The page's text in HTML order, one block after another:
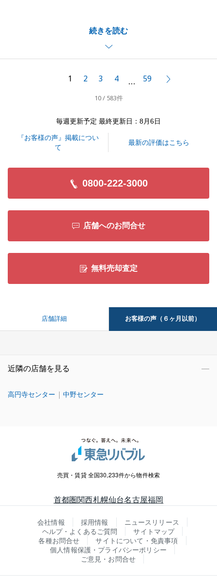
続きを読む
また何か不動産でお困りなことがございましたら、お
気軽にお申し付けくださいませ。
今後とも宜しくお願いいたします。
閉じる
1 2 3 4 … 59
10 / 583件
毎週更新予定 最終更新日：8月6日
『お客様の声』掲載につい
て
最新の評価はこちら
0800-222-3000
店舗へのお問合せ
無料売却査定
店舗詳細 お客様の声（６ヶ月以前）
近隣の店舗を見る
高円寺センター 中野センター
売買・賃貸 全国30,233件から物件検索
首都圏関西札幌仙台名古屋福岡
会社情報 採用情報
ニュースリリース
ヘルプ・よくあるご質問
サイトマップ
各種お問合せ
サイトについて・免責事項
個人情報保護・プライバシーポリシー
ご意見・お問合せ